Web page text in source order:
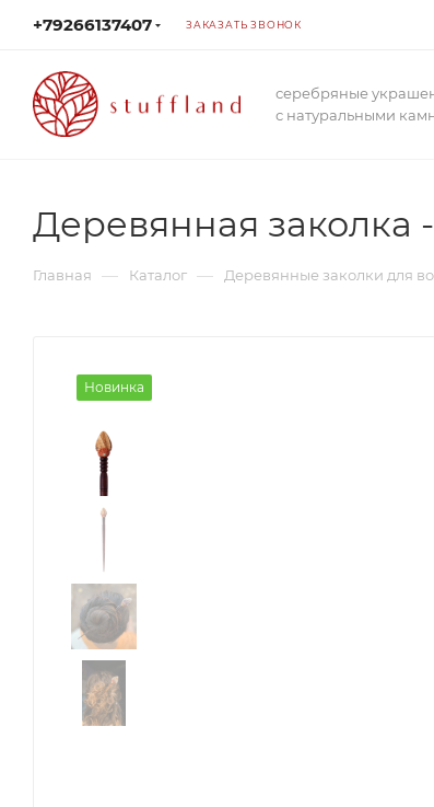
+79266137407 ЗАКАЗАТЬ ЗВОНОК
серебряные
с натуральными
Деревянная
Главная — Каталог — Деревянные заколки для
Новинка